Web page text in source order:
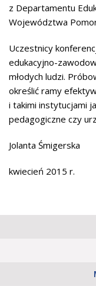
z Departamentu
Województwa
Uczestnicy
edukacyjno-
młodych ludzi.
określić ramy
i takimi instytucjami
pedagogiczne czy
Jolanta Śmigerska
kwiecień 2015 r.